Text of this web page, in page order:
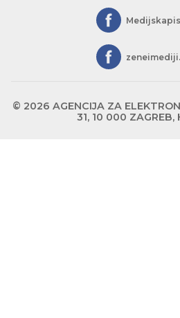
© 2026 AGENCIJA ZA
31, 10 000 ZAGREB,